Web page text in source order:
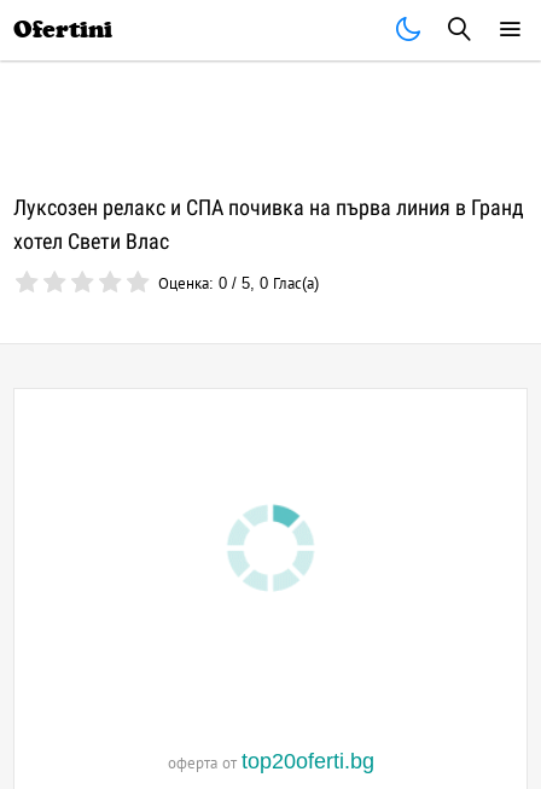
Ofertini
Луксозен релакс и СПА почивка на първа линия в Гранд
хотел Свети Влас
Оценка:0 /5,0 Глас(а)
оферта от top20oferti.bg